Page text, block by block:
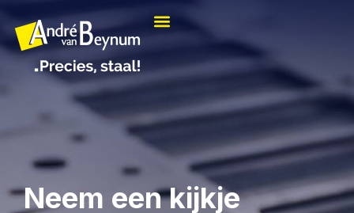
Neem een kijkje